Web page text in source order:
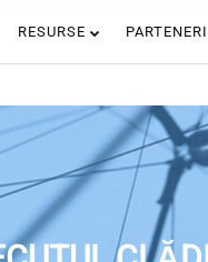
RESURSE PARTENERI